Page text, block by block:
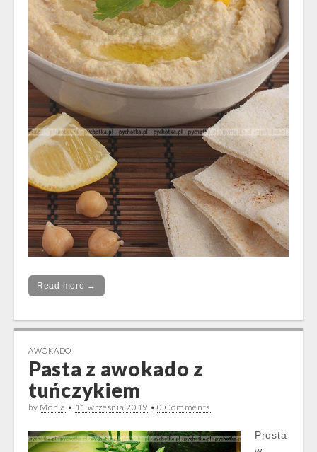
Read more →
AWOKADO
Pasta z awokado z
tuńczykiem
by Monia • 11 września 2019 •0 Comments
Prosta